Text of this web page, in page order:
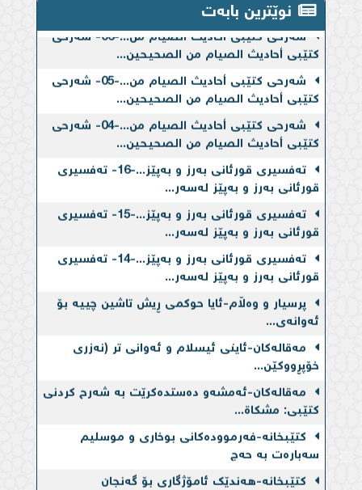
نوێترین بابەت
شەرحی کتێبی أحادیث الصیام من...-06- شەرحی
کتێبی أحادیث الصیام من الصحیحین...
شەرحی کتێبی أحادیث الصیام من...-05- شەرحی
کتێبی أحادیث الصیام من الصحیحین...
شەرحی کتێبی أحادیث الصیام من...-04- شەرحی
کتێبی أحادیث الصیام من الصحیحین...
تەفسیری قورئانی بەرز و بەپێز...-16- تەفسیری
قورئانی بەرز و بەپێز لەسەر...
تەفسیری قورئانی بەرز و بەپێز...-15- تەفسیری
قورئانی بەرز و بەپێز لەسەر...
تەفسیری قورئانی بەرز و بەپێز...-14- تەفسیری
قورئانی بەرز و بەپێز لەسەر...
پرسیار و وەڵام-ئایا حوكمی ڕیش تاشین چییه‌ بۆ
ئه‌وانه‌ی...
مەقالەکان-ئاینی ئیسلام و ئه‌وانی تر (نه‌زری
خۆپڕووكێن...
مەقالەکان-ئه‌مشه‌و ده‌ستده‌كرێت به‌ شەرح کردنی
کتێبی: مشکاة...
کتێبخانە-فەرموودەكانی بوخاری و موسلیم
سەبارەت بە حەج
کتێبخانە-هەندێک ئامۆژگاری بۆ گەنجان